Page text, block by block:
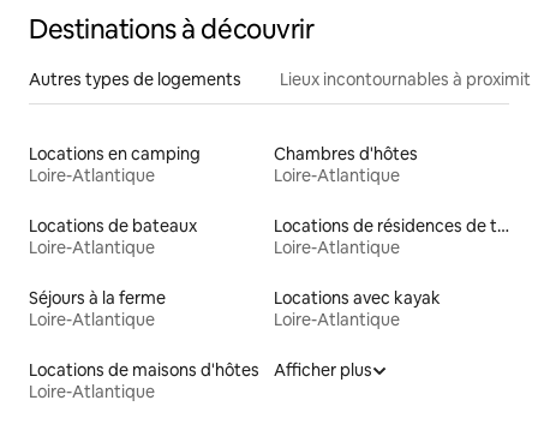
Destinations à découvrir
Autres types de logements Lieux incontournables à
Locations en camping
Loire-Atlantique
Chambres d'hôtes
Loire-Atlantique
Locations de bateaux
Loire-Atlantique
Locations de résidences de tourisme
Loire-Atlantique
Séjours à la ferme
Loire-Atlantique
Locations avec kayak
Loire-Atlantique
Locations de maisons d'hôtes
Loire-Atlantique
Afficher plus